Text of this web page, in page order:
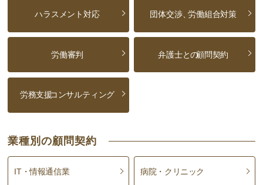
ハラスメント対応 団体交渉、労働組合対策
労働審判 弁護士との顧問契約
労務支援コンサルティング
業種別の顧問契約
IT・情報通信業 病院・クリニック